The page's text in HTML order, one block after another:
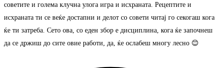
советите и голема клучна улога игра и исхраната. Рецептите и
исхраната ти се веќе достапни и делот со совети читај го секогаш кога
ќе ти затреба. Сето ова, со еден збор е дисциплина, кога ќе започнеш
да се држиш до сите овие работи, да, ќе ослабеш многу лесно 😊